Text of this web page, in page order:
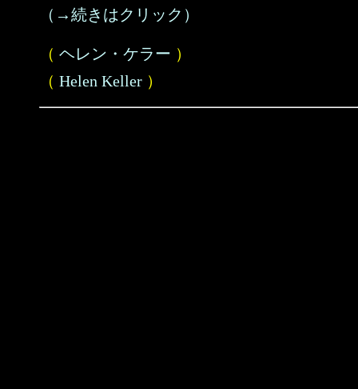
（→続きはクリック）
（ ヘレン・ケラー ）
（ Helen Keller ）